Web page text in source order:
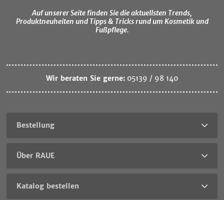
Auf unserer Seite finden Sie die aktuellsten Trends,
Produktneuheiten und Tipps & Tricks rund um Kosmetik und
Fußpflege.
Wir beraten Sie gerne: 05139 / 98 140
Bestellung
Über RAUE
Katalog bestellen